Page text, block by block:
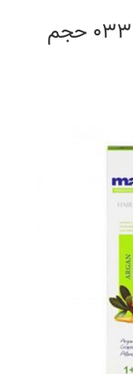
واریاسیون مارال شماره 033 حجم